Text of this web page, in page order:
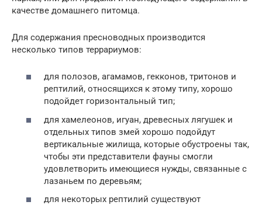
качестве домашнего питомца.
Для содержания пресноводных производится
несколько типов террариумов:
для полозов, агамамов, гекконов, тритонов и
рептилий, относящихся к этому типу, хорошо
подойдет горизонтальный тип;
для хамелеонов, игуан, древесных лягушек и
отдельных типов змей хорошо подойдут
вертикальные жилища, которые обустроены так,
чтобы эти представители фауны смогли
удовлетворить имеющиеся нужды, связанные с
лазаньем по деревьям;
для некоторых рептилий существуют